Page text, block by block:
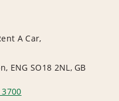
A Car,
ENG SO18 2NL, GB